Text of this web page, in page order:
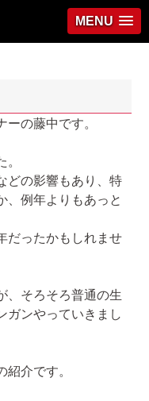
MENU
の藤中です。
どの影響もあり、特
、例年よりもあっと
だったかもしれませ
、そろそろ普通の生
ガンやっていきまし
介です。